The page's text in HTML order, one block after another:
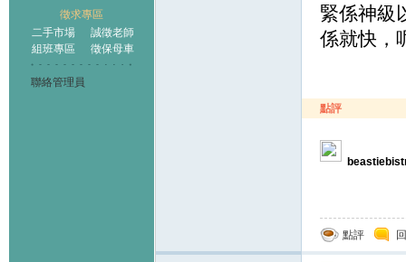
徵求專區
二手市場
誠徵老師
組班專區
徵保母車
聯絡管理員
緊係神級
係就快，
點評
點評